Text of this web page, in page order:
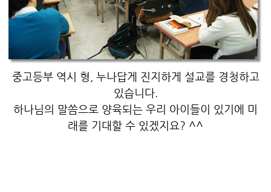
중고등부 역시 형, 누나답게 진지하게 설교를 경청하고
있습니다.
하나님의 말씀으로 양육되는 우리 아이들이 있기에 미
래를 기대할 수 있겠지요? ^^